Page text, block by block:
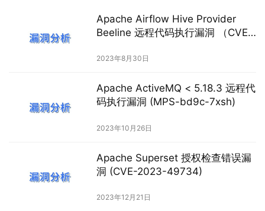
Apache Airflow Hive Provider
Beeline 远程代码执行漏洞 （CVE-
2023年8月30日
Apache ActiveMQ < 5.18.3 远程代
码执行漏洞 (MPS-bd9c-7xsh)
2023年10月26日
Apache Superset 授权检查错误漏
洞 (CVE-2023-49734)
2023年12月21日